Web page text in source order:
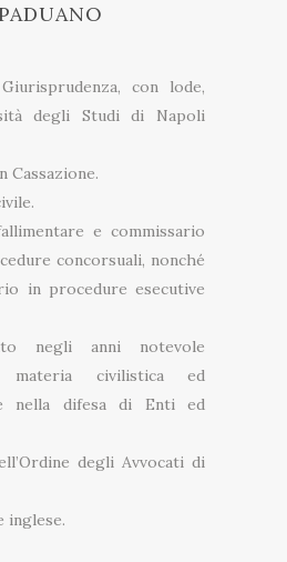
con lode,
degli Studi di Napoli
Cassazione.
e commissario
concorsuali, nonché
in procedure esecutive
negli anni notevole
materia civilistica ed
nella difesa di Enti ed
degli Avvocati di
inglese.